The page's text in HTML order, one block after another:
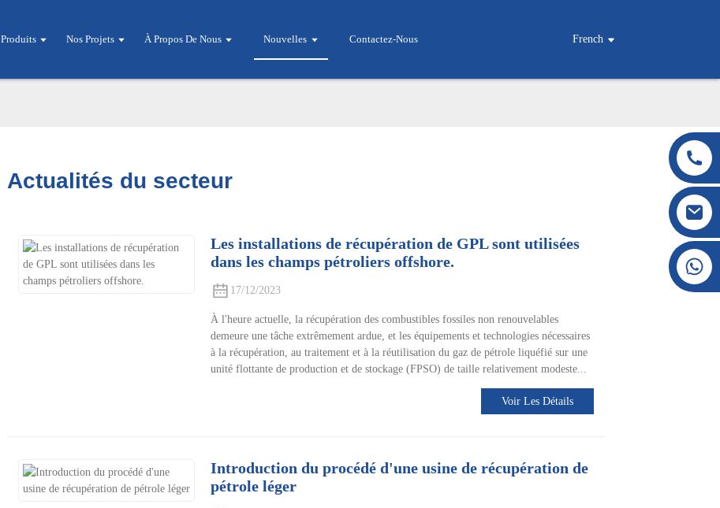
Produits Nos Projets À Propos De Nous Nouvelles Contactez-Nous French
Actualités du secteur
Les installations de récupération de GPL sont utilisées
dans les champs pétroliers offshore.
17/12/2023
À l'heure actuelle, la récupération des combustibles fossiles non renouvelables
demeure une tâche extrêmement ardue, et les équipements et technologies nécessaires
à la récupération, au traitement et à la réutilisation du gaz de pétrole liquéfié sur une
unité flottante de production et de stockage (FPSO) de taille relativement modeste...
Voir Les Détails
Introduction du procédé d'une usine de récupération de
pétrole léger